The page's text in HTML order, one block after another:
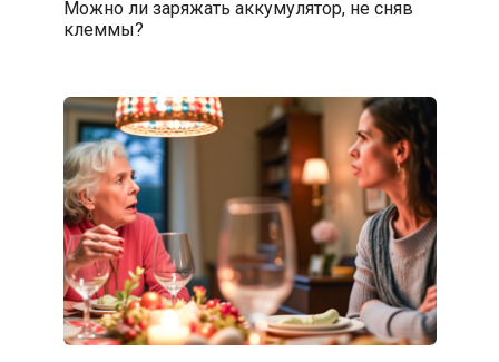
Можно ли заряжать аккумулятор, не сняв
клеммы?